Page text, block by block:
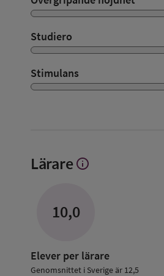
Studiero
Stimulans
Lärare Visa
info
10,0
Elever per lärare
Genomsnittet i Sverige är 12,5